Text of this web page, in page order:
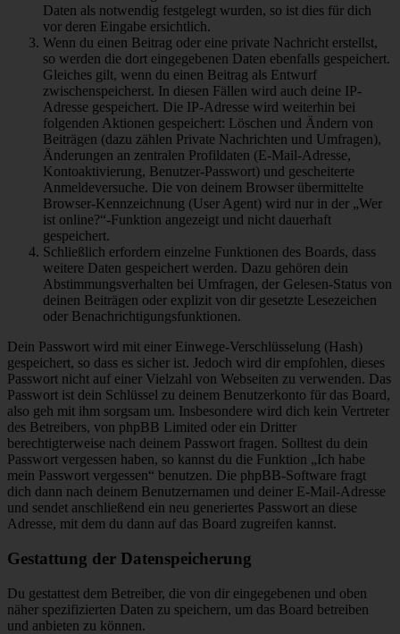
Daten als notwendig festgelegt wurden, so ist dies für dich
vor deren Eingabe ersichtlich.
Wenn du einen Beitrag oder eine private Nachricht erstellst,
so werden die dort eingegebenen Daten ebenfalls gespeichert.
Gleiches gilt, wenn du einen Beitrag als Entwurf
zwischenspeicherst. In diesen Fällen wird auch deine IP-
Adresse gespeichert. Die IP-Adresse wird weiterhin bei
folgenden Aktionen gespeichert: Löschen und Ändern von
Beiträgen (dazu zählen Private Nachrichten und Umfragen),
Änderungen an zentralen Profildaten (E-Mail-Adresse,
Kontoaktivierung, Benutzer-Passwort) und gescheiterte
Anmeldeversuche. Die von deinem Browser übermittelte
Browser-Kennzeichnung (User Agent) wird nur in der „Wer
ist online?“-Funktion angezeigt und nicht dauerhaft
gespeichert.
Schließlich erfordern einzelne Funktionen des Boards, dass
weitere Daten gespeichert werden. Dazu gehören dein
Abstimmungsverhalten bei Umfragen, der Gelesen-Status von
deinen Beiträgen oder explizit von dir gesetzte Lesezeichen
oder Benachrichtigungsfunktionen.
Dein Passwort wird mit einer Einwege-Verschlüsselung (Hash)
gespeichert, so dass es sicher ist. Jedoch wird dir empfohlen, dieses
Passwort nicht auf einer Vielzahl von Webseiten zu verwenden. Das
Passwort ist dein Schlüssel zu deinem Benutzerkonto für das Board,
also geh mit ihm sorgsam um. Insbesondere wird dich kein Vertreter
des Betreibers, von phpBB Limited oder ein Dritter
berechtigterweise nach deinem Passwort fragen. Solltest du dein
Passwort vergessen haben, so kannst du die Funktion „Ich habe
mein Passwort vergessen“ benutzen. Die phpBB-Software fragt
dich dann nach deinem Benutzernamen und deiner E-Mail-Adresse
und sendet anschließend ein neu generiertes Passwort an diese
Adresse, mit dem du dann auf das Board zugreifen kannst.
Gestattung der Datenspeicherung
Du gestattest dem Betreiber, die von dir eingegebenen und oben
näher spezifizierten Daten zu speichern, um das Board betreiben
und anbieten zu können.